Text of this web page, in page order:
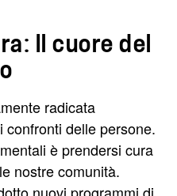
Il cuore del
radicata
confronti delle persone.
è prendersi cura
nostre comunità.